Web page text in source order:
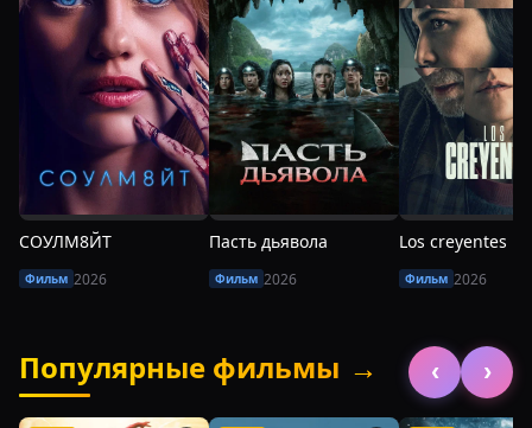
СОУЛМ8ЙТ
Фильм 2026
Пасть дьявола
Фильм 2026
Los creyentes
Фильм 2026
Популярные фильмы → ‹ ›